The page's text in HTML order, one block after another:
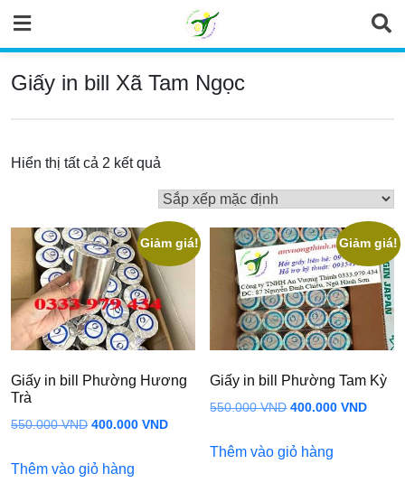
content
Giấy in bill Xã Tam Ngọc
Hiển thị tất cả 2 kết quả
Giảm giá!
Giấy in bill Phường Hương
Trà
550.000VND Giá
là:
400.000 VNDGiá
Thêm vào giỏ hàng
Giảm giá!
Giấy in bill Phường Tam Kỳ
550.000VND Giá
là:
400.000VNDGiá
Thêm vào giỏ hàng